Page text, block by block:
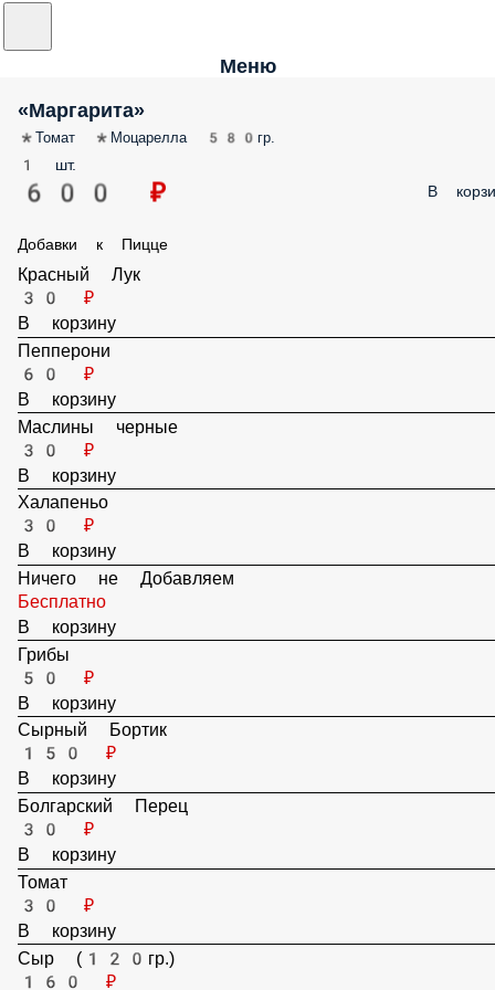
Меню
«Маргарита»
*Томат *Моцарелла 580гр.
1 шт.
600 ₽ В
Добавки к Пицце
Красный Лук
30 ₽
В корзину
Пепперони
60 ₽
В корзину
Маслины черные
30 ₽
В корзину
Халапеньо
30 ₽
Ничего не Добавляем
Бесплатно
В корзину
Грибы
50 ₽
В корзину
Сырный Бортик
150 ₽
В корзину
Болгарский Перец
30 ₽